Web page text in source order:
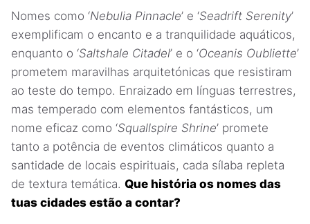
Nomes como ‘Nebulia Pinnacle’ e ‘Seadrift Serenity’
exemplificam o encanto e a tranquilidade aquáticos,
enquanto o ‘Saltshale Citadel’ e o ‘Oceanis Oubliette’
prometem maravilhas arquitetónicas que resistiram
ao teste do tempo. Enraizado em línguas terrestres,
mas temperado com elementos fantásticos, um
nome eficaz como ‘Squallspire Shrine’ promete
tanto a potência de eventos climáticos quanto a
santidade de locais espirituais, cada sílaba repleta
de textura temática. Que história os nomes das
tuas cidades estão a contar?